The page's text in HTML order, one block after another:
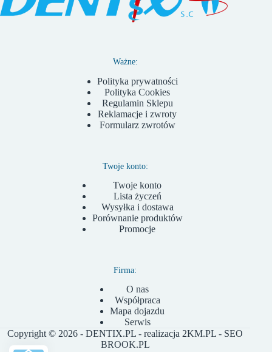
Ważne:
Polityka prywatności
Polityka Cookies
Regulamin Sklepu
Reklamacje i zwroty
Formularz zwrotów
Twoje konto:
Twoje konto
Lista życzeń
Wysyłka i dostawa
Porównanie produktów
Promocje
Firma:
O nas
Współpraca
Mapa dojazdu
Serwis
Copyright © 2026 - DENTIX.PL - realizacja 2KM.PL - SEO
BROOK.PL